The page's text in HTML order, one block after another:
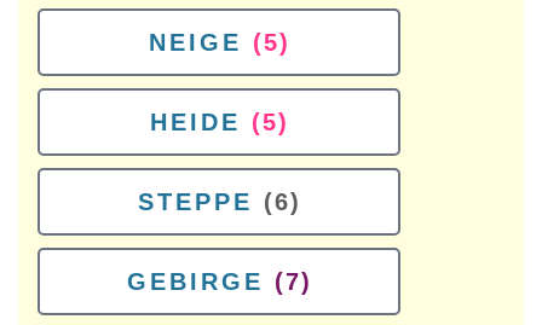
NEIGE (5)
HEIDE (5)
STEPPE (6)
GEBIRGE (7)